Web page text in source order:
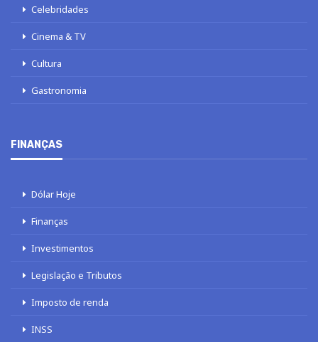
Celebridades
Cinema & TV
Cultura
Gastronomia
FINANÇAS
Dólar Hoje
Finanças
Investimentos
Legislação e Tributos
Imposto de renda
INSS